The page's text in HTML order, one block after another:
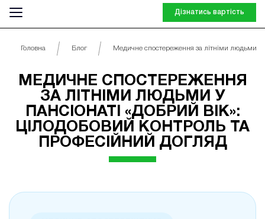
Дізнатись вартість
Головна Блог Медичне спостереження за літніми людьми у
МЕДИЧНЕ СПОСТЕРЕЖЕННЯ
ЗА ЛІТНІМИ ЛЮДЬМИ У
ПАНСІОНАТІ «ДОБРИЙ ВІК»:
ЦІЛОДОБОВИЙ КОНТРОЛЬ ТА
ПРОФЕСІЙНИЙ ДОГЛЯД